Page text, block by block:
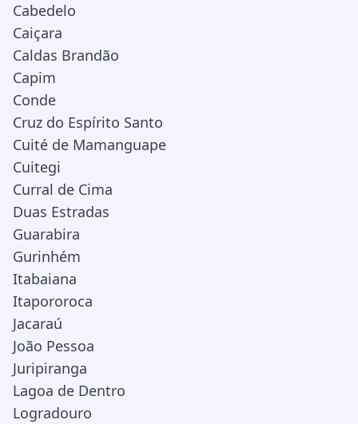
Cabedelo
Caiçara
Caldas Brandão
Capim
Conde
Cruz do Espírito Santo
Cuité de Mamanguape
Cuitegi
Curral de Cima
Duas Estradas
Guarabira
Gurinhém
Itabaiana
Itapororoca
Jacaraú
João Pessoa
Juripiranga
Lagoa de Dentro
Logradouro